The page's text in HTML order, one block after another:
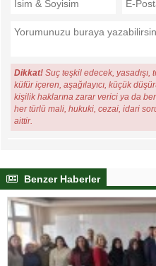
Dikkat! Suç teşkil edecek, yasadışı,
küfür içeren, aşağılayıcı, küçük
kişilik haklarına zarar verici ya da
her türlü mali, hukuki, cezai, idari
aittir.
Benzer Haberler